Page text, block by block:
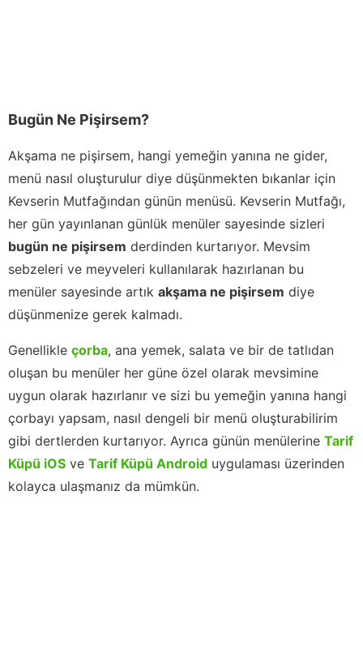
Bugün Ne Pişirsem?
Akşama ne pişirsem, hangi yemeğin yanına ne gider,
menü nasıl oluşturulur diye düşünmekten bıkanlar için
Kevserin Mutfağından günün menüsü. Kevserin Mutfağı,
her gün yayınlanan günlük menüler sayesinde sizleri
bugün ne pişirsem derdinden kurtarıyor. Mevsim
sebzeleri ve meyveleri kullanılarak hazırlanan bu
menüler sayesinde artık akşama ne pişirsem diye
düşünmenize gerek kalmadı.
Genellikle çorba, ana yemek, salata ve bir de tatlıdan
oluşan bu menüler her güne özel olarak mevsimine
uygun olarak hazırlanır ve sizi bu yemeğin yanına hangi
çorbayı yapsam, nasıl dengeli bir menü oluşturabilirim
gibi dertlerden kurtarıyor. Ayrıca günün menülerine Tarif
Küpü iOS ve Tarif Küpü Android uygulaması üzerinden
kolayca ulaşmanız da mümkün.